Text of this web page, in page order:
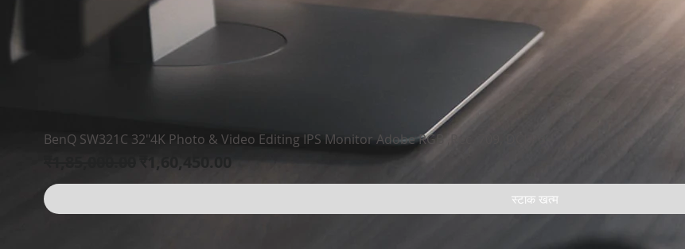
BenQ SW321C 32"4K Photo & Video Editing IPS Monitor Adobe RGB ,Rec. 709, DCI-P3
₹1,60,450.00
स्टाक खत्म